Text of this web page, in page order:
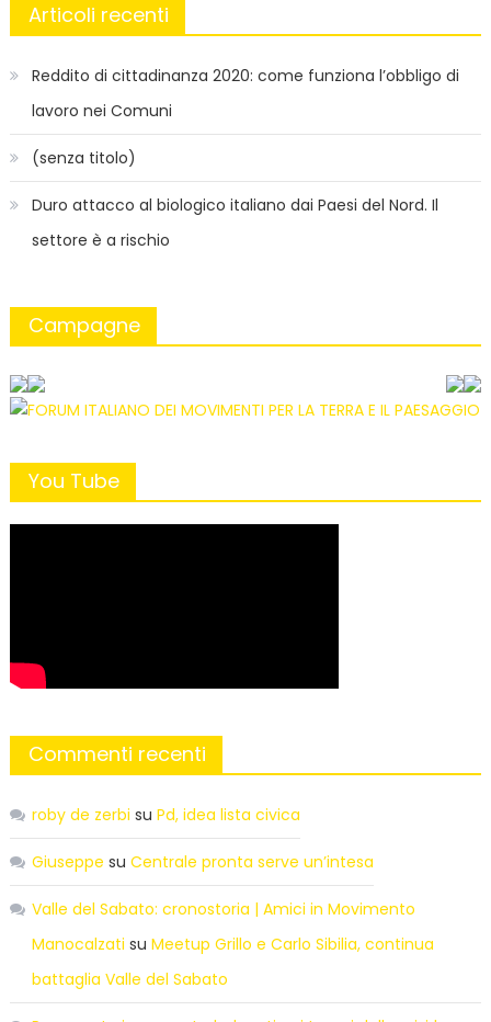
Articoli recenti
Reddito di cittadinanza 2020: come funziona l’obbligo di
lavoro nei Comuni
(senza titolo)
Duro attacco al biologico italiano dai Paesi del Nord. Il
settore è a rischio
Campagne
You Tube
Commenti recenti
roby de zerbi su Pd, idea lista civica
Giuseppe su Centrale pronta serve un’intesa
Valle del Sabato: cronostoria | Amici in Movimento
Manocalzati su Meetup Grillo e Carlo Sibilia, continua
battaglia Valle del Sabato